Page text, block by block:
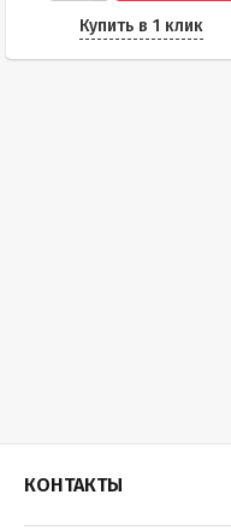
Купить в 1 клик
КОНТАКТЫ